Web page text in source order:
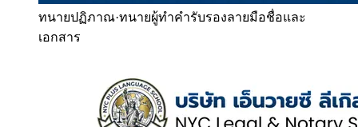
ทนายปฏิภาณ·ทนายผู้ทำคำรับรองลายมือชื่อและ
เอกสาร